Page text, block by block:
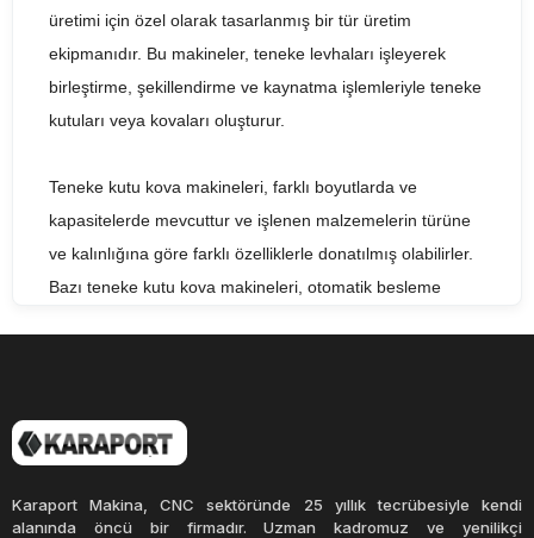
üretimi için özel olarak tasarlanmış bir tür üretim
ekipmanıdır. Bu makineler, teneke levhaları işleyerek
birleştirme, şekillendirme ve kaynatma işlemleriyle teneke
kutuları veya kovaları oluşturur.
Teneke kutu kova makineleri, farklı boyutlarda ve
kapasitelerde mevcuttur ve işlenen malzemelerin türüne
ve kalınlığına göre farklı özelliklerle donatılmış olabilirler.
Bazı teneke kutu kova makineleri, otomatik besleme
Teneke kutu kova makineleri, gıda, kimya ve endüstriyel
sektörlerde geniş bir yelpazede kullanılmaktadır. Örneğin,
ve içeceklerin ambalajlanması için kullanılır. Kimya
Karaport Makina, CNC sektöründe 25 yıllık tecrübesiyle kendi
alanında öncü bir firmadır. Uzman kadromuz ve yenilikçi